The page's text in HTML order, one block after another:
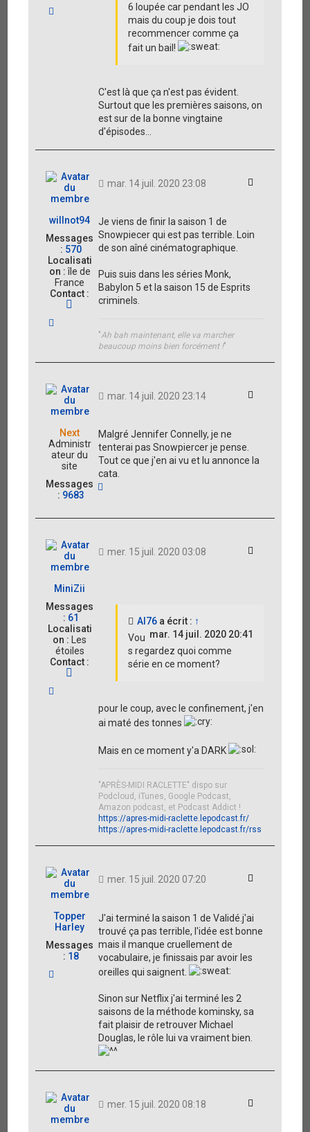
6 loupée car pendant les JO
mais du coup je dois tout
recommencer comme ça
fait un bail!
C'est là que ça n'est pas évident.
Surtout que les premières saisons, on
est sur de la bonne vingtaine
d'épisodes...
willnot94
Messages
: 570
Localisati
on :île de
France
Contact :
r
i
l
n
o
t
9
4
mar. 14 juil. 2020 23:08
Je viens de finir la saison 1 de
Snowpiecer qui est pas terrible. Loin
de son aîné cinématographique.
Puis suis dans les séries Monk,
Babylon 5 et la saison 15 de Esprits
criminels.
"Ah bah maintenant, elle va marcher
beaucoup moins bien forcément !"
Next
Administr
ateur du
site
Messages
: 9683
mar. 14 juil. 2020 23:14
Malgré Jennifer Connelly, je ne
tenterai pas Snowpiercer je pense.
Tout ce que j'en ai vu et lu annonce la
cata.
t
MiniZii
Messages
: 61
Localisati
on : Les
étoiles
Contact :
mer. 15 juil. 2020 03:08
Al76a écrit : ↑
mar. 14 juil. 2020 20:41
Vou
s regardez quoi comme
série en ce moment?
pour le coup, avec le confinement, j'en
ai maté des tonnes
Mais en ce moment y'a DARK
"APRÈS-MIDI RACLETTE" dispo sur
Podcloud, iTunes, Google Podcast,
Amazon podcast, et Podcast Addict !
https://apres-midi-raclette.lepodcast.fr/
https://apres-midi-raclette.lepodcast.fr/rss
Topper
Harley
Messages
: 18
mer. 15 juil. 2020 07:20
J'ai terminé la saison 1 de Validé.j'ai
trouvé ça pas terrible, l'idée est bonne
mais il manque cruellement de
vocabulaire, je finissais par avoir les
oreilles qui saignent.
Sinon sur Netflix j'ai terminé les 2
saisons de la méthode kominsky, sa
fait plaisir de retrouver Michael
Douglas, le rôle lui va vraiment bien.
mer. 15 juil. 2020 08:18